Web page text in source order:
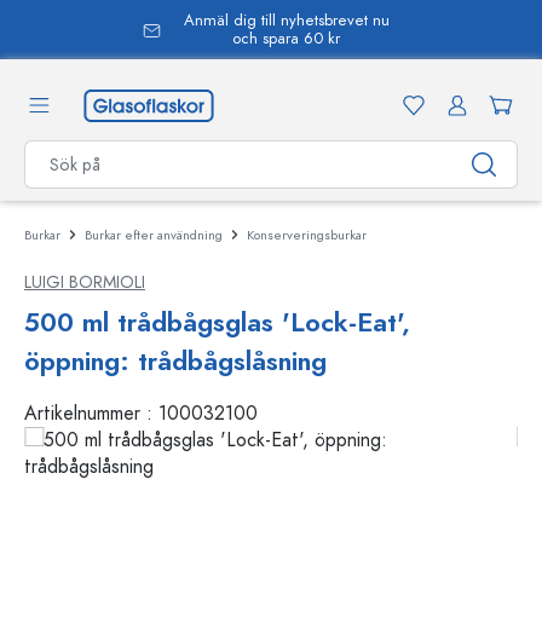
Anmäl dig till nyhetsbrevet nu
och spara 60 kr
Burkar Burkar efter användning Konserveringsburkar
LUIGI BORMIOLI
500 ml trådbågsglas 'Lock-Eat',
öppning: trådbågslåsning
Artikelnummer : 100032100